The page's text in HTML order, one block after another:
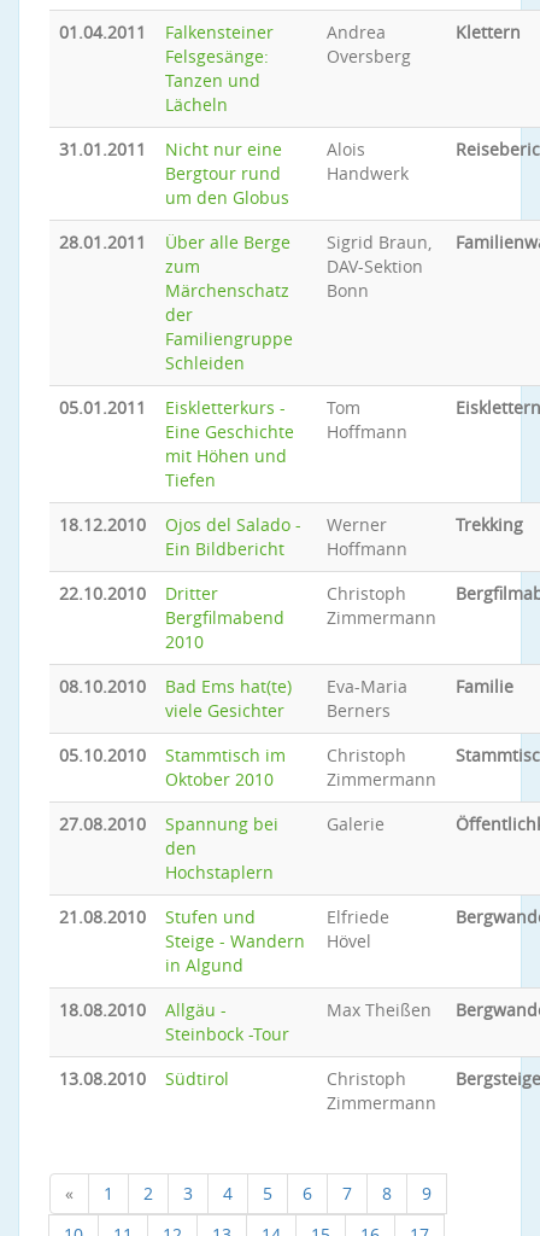
01.04.2011
Falkensteiner
Felsgesänge:
Tanzen und
Lächeln
Andrea
Oversberg
Klettern
31.01.2011
Nicht nur eine
Bergtour rund
um den Globus
Alois
Handwerk
28.01.2011
Über alle Berge
zum
Märchenschatz
der
Familiengruppe
Schleiden
Sigrid Braun,
DAV-Sektion
Bonn
05.01.2011
Eiskletterkurs -
Eine Geschichte
mit Höhen und
Tiefen
Tom
Hoffmann
Eisklettern
18.12.2010
Ojos del Salado -
Ein Bildbericht
Werner
Hoffmann
Trekking
22.10.2010
Dritter
Bergfilmabend
2010
Christoph
Zimmermann
08.10.2010
Bad Ems hat(te)
viele Gesichter
Eva-Maria
Berners
Familie
05.10.2010
Stammtisch im
Oktober 2010
Christoph
Zimmermann
27.08.2010
Spannung bei
den
Hochstaplern
Galerie
21.08.2010
Stufen und
Steige - Wandern
in Algund
Elfriede
Hövel
18.08.2010
Allgäu -
Steinbock -Tour
Max Theißen
13.08.2010 Südtirol
Christoph
Zimmermann
« 1 2 3 4 5 6 7 8
9